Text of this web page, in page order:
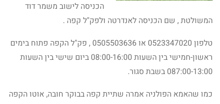
הכניסה לישוב משמר דוד
המשולטת , שם הכניסה לאנדרטה ולפק"ל קפה .
טלפון 0523347020 או 0505503636 , פק"ל הקפה פתוח בימים
ראשון-חמישי בין השעות 08:00-16:00 ביום שישי בין השעות
087:00-13:00 בשבת סגור.
כמו שהאמא הפולניה אמרה שתיית קפה בבוקר חובה, אוטו הקפה